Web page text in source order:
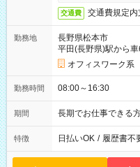
交通費 交通費規定内
勤務地
長野県松本市
平田(長野県)駅から
オフィスワーク系
勤務時間 08:00～16:30
期間 長期でお仕事できる
特徴 日払いOK / 履歴書不